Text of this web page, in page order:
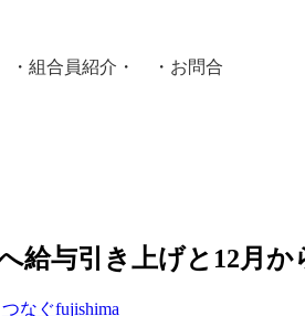
・ 組合員紹介 ・ ・ お問合
給与引き上げと12月か
つなぐfujishima